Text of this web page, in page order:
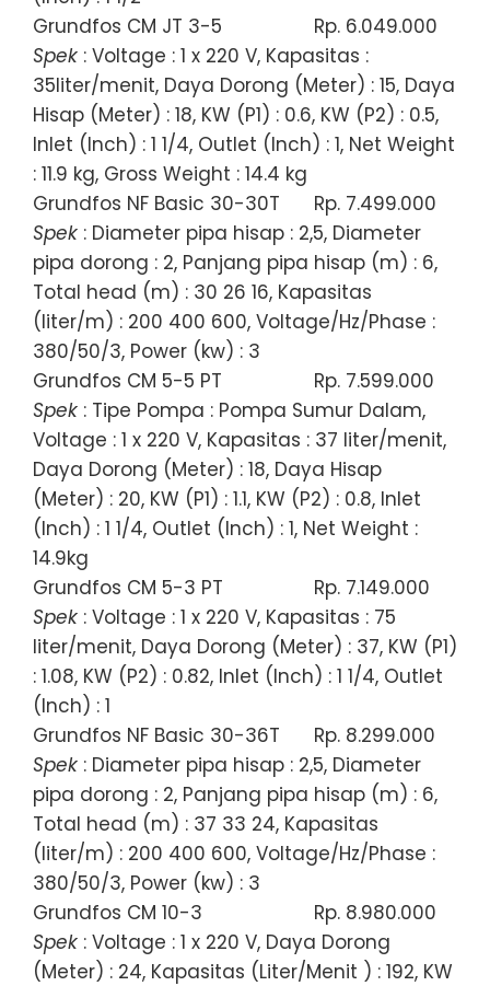
Grundfos CM JT 3-5
Rp. 6.049.000
Spek : Voltage : 1 x 220 V, Kapasitas :
35liter/menit, Daya Dorong (Meter) : 15, Daya
Hisap (Meter) : 18, KW (P1) : 0.6, KW (P2) : 0.5,
Inlet (Inch) : 1 1/4, Outlet (Inch) : 1, Net Weight
: 11.9 kg, Gross Weight : 14.4 kg
Grundfos NF Basic 30-30T
Rp. 7.499.000
Spek : Diameter pipa hisap : 2,5, Diameter
pipa dorong : 2, Panjang pipa hisap (m) : 6,
Total head (m) : 30 26 16, Kapasitas
(liter/m) : 200 400 600, Voltage/Hz/Phase :
380/50/3, Power (kw) : 3
Grundfos CM 5-5 PT
Rp. 7.599.000
Spek : Tipe Pompa : Pompa Sumur Dalam,
Voltage : 1 x 220 V, Kapasitas : 37 liter/menit,
Daya Dorong (Meter) : 18, Daya Hisap
(Meter) : 20, KW (P1) : 1.1, KW (P2) : 0.8, Inlet
(Inch) : 1 1/4, Outlet (Inch) : 1, Net Weight :
14.9kg
Grundfos CM 5-3 PT
Rp. 7.149.000
Spek : Voltage : 1 x 220 V, Kapasitas : 75
liter/menit, Daya Dorong (Meter) : 37, KW (P1)
: 1.08, KW (P2) : 0.82, Inlet (Inch) : 1 1/4, Outlet
(Inch) : 1
Grundfos NF Basic 30-36T
Rp. 8.299.000
Spek : Diameter pipa hisap : 2,5, Diameter
pipa dorong : 2, Panjang pipa hisap (m) : 6,
Total head (m) : 37 33 24, Kapasitas
(liter/m) : 200 400 600, Voltage/Hz/Phase :
380/50/3, Power (kw) : 3
Grundfos CM 10-3
Rp. 8.980.000
Spek : Voltage : 1 x 220 V, Daya Dorong
(Meter) : 24, Kapasitas (Liter/Menit ) : 192, KW